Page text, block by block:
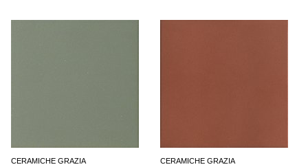
CERAMICHE GRAZIA CERAMICHE GRAZIA